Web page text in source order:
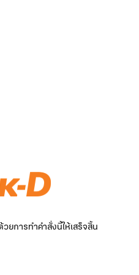
ยการทำคำสั่งนี้ให้เสร็จสิ้น